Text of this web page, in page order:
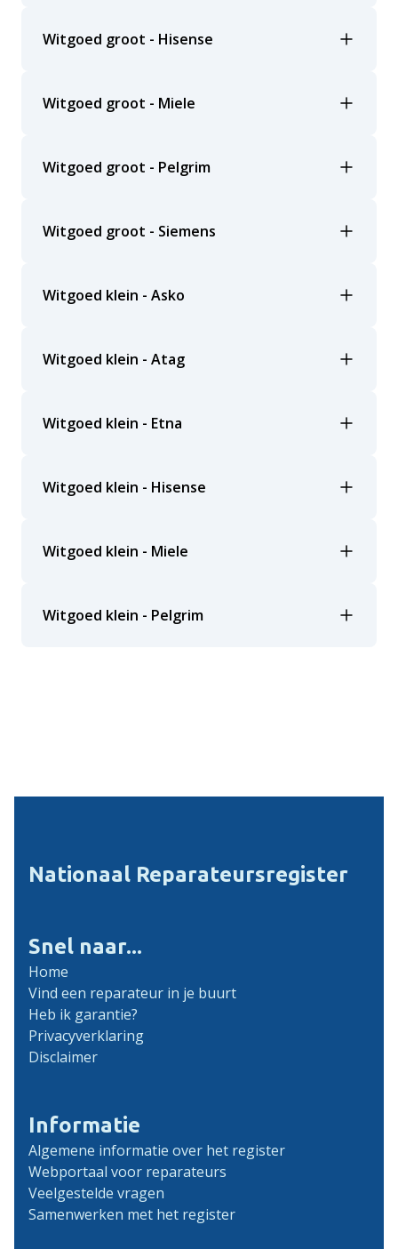
Witgoed groot - Hisense
Witgoed groot - Miele
Witgoed groot - Pelgrim
Witgoed groot - Siemens
Witgoed klein - Asko
Witgoed klein - Atag
Witgoed klein - Etna
Witgoed klein - Hisense
Witgoed klein - Miele
Witgoed klein - Pelgrim
Nationaal Reparateursregister
Snel naar...
Home
Vind een reparateur in je buurt
Heb ik garantie?
Privacyverklaring
Disclaimer
Informatie
Algemene informatie over het register
Webportaal voor reparateurs
Veelgestelde vragen
Samenwerken met het register